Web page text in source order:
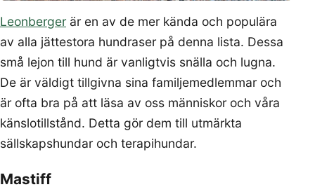
Leonberger är en av de mer kända och populära
av alla jättestora hundraser på denna lista. Dessa
små lejon till hund är vanligtvis snälla och lugna.
De är väldigt tillgivna sina familjemedlemmar och
är ofta bra på att läsa av oss människor och våra
känslotillstånd. Detta gör dem till utmärkta
sällskapshundar och terapihundar.
Mastiff